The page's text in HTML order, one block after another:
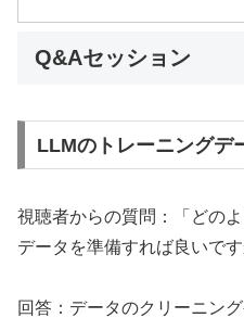
Q&Aセッション
LLMのトレーニングデ
視聴者からの質問：「どの
データを準備すれば良いです
回答：データのクリーニン